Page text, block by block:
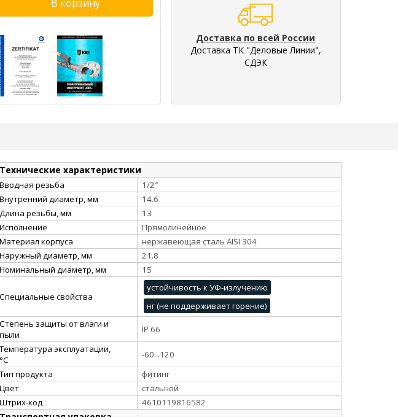
Доставка по всей России
Доставка ТК "Деловые Линии",
СДЭК
Технические характеристики
Вводная резьба
1/2″
Внутренний диаметр, мм
14.6
Длина резьбы, мм
13
Исполнение
Прямолинейное
Материал корпуса
нержавеющая сталь AISI 304
Наружный диаметр, мм
21.8
Номинальный диаметр, мм
15
Специальные свойства
устойчивость к УФ-излучению
нг (не поддерживает горение)
Степень защиты от влаги и
пыли
IP 66
Температура эксплуатации,
°С
-60...120
Тип продукта
фитинг
Цвет
стальной
Штрих-код
4610119816582